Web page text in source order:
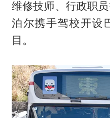
维修技师、行政职
泊尔携手驾校开设
目。